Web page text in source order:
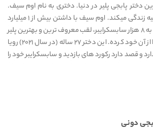
دختر پابجی پلیر در دنیا. دختری به نام اوم سیف.
اصالتا عرب است و در ترکیه زندگی میکند. اوم سیف با داشتن بیش از ۱ میلیارد
بازدید در یوتیوب و قریب به ۸ هزار سابسکرایبر، لقب معروف ترین و بهترین پلیر
پابجی موبایل در جهان را از آن خود کرده. این دختر ۲۷ ساله (در سال ۲۰۲۱) رویا
و قصد دارد رکورد های بازدید و سابسکرایبر خود را
دونی